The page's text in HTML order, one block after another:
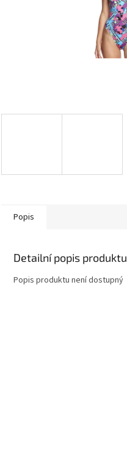
Popis
Detailní popis produktu
Popis produktu není dostupný